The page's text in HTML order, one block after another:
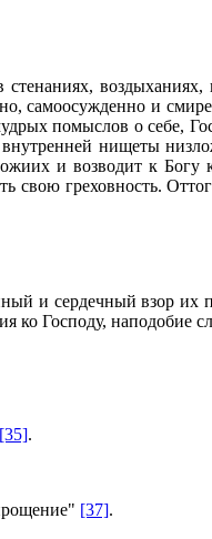
самоосужденно и
помыслов о себе,
нищеты
и возводит к Богу
свою греховность.
и сердечный взор их
ко Господу, наподобие
[35].
[37].